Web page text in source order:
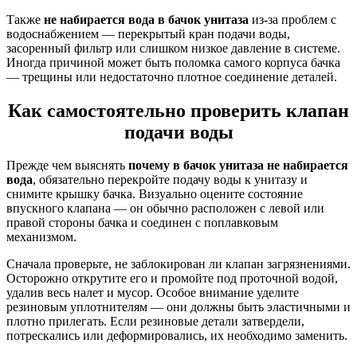
Также не набирается вода в бачок унитаза из-за проблем с
водоснабжением — перекрытый кран подачи воды,
засоренный фильтр или слишком низкое давление в системе.
Иногда причиной может быть поломка самого корпуса бачка
— трещины или недостаточно плотное соединение деталей.
Как самостоятельно проверить клапан
подачи воды
Прежде чем выяснять почему в бачок унитаза не набирается
вода, обязательно перекройте подачу воды к унитазу и
снимите крышку бачка. Визуально оцените состояние
впускного клапана — он обычно расположен с левой или
правой стороны бачка и соединен с поплавковым
механизмом.
Сначала проверьте, не заблокирован ли клапан загрязнениями.
Осторожно открутите его и промойте под проточной водой,
удалив весь налет и мусор. Особое внимание уделите
резиновым уплотнителям — они должны быть эластичными и
плотно прилегать. Если резиновые детали затвердели,
потрескались или деформировались, их необходимо заменить.